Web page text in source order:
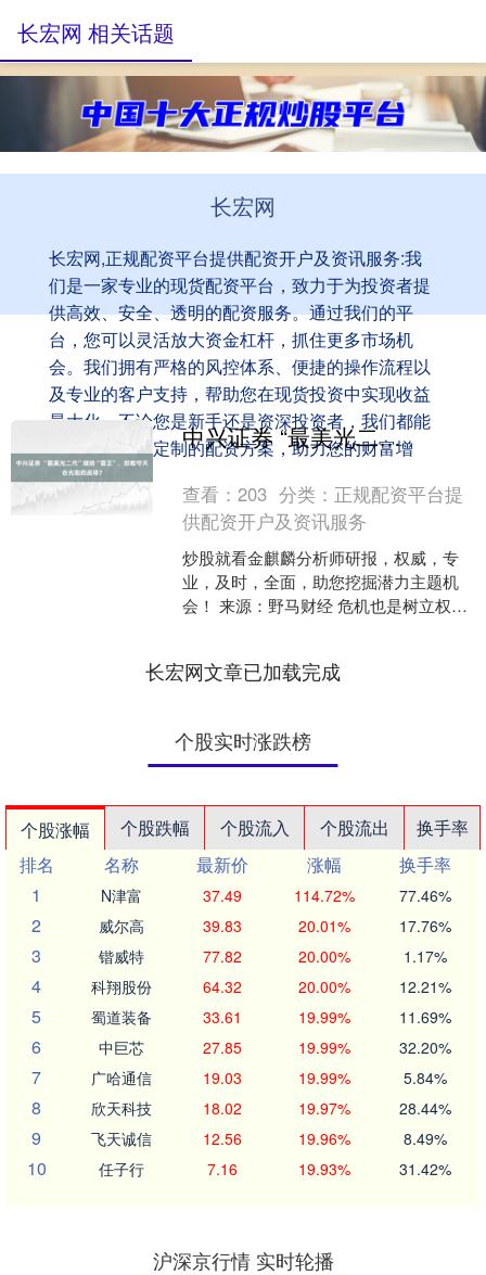
长宏网
长宏网,正规配资平台提供配资开户及资讯服务:我
们是一家专业的现货配资平台，致力于为投资者提
供高效、安全、透明的配资服务。通过我们的平
台，您可以灵活放大资金杠杆，抓住更多市场机
会。我们拥有严格的风控体系、便捷的操作流程以
及专业的客户支持，帮助您在现货投资中实现收益
最大化。不论您是新手还是资深投资者，我们都能
为您提供量身定制的配资方案，助力您的财富增
值！
长宏网 相关话题
中兴证券 “最美光二代”嫁给“霸王”，却难守天合光能的战场？
查看：203 分类： 正规配资平台提
供配资开户及资讯服务
炒股就看金麒麟分析师研报，权威，专
业，及时，全面，助您挖掘潜力主题机
会！ 来源：野马财经 危机也是树立权威
长宏网文章已加载完成
个股实时涨跌榜
个股涨幅 个股跌幅 个股流入 个股流出
换手率
排名
名称 最新价 涨幅
换手率
1
N津富 37.49 114.72% 77.46%
2 威尔高 39.83 20.01% 17.76%
3 锴威特 77.82 20.00% 1.17%
4 科翔股份 64.32 20.00% 12.21%
5 蜀道装备 33.61 19.99% 11.69%
6 中巨芯 27.85 19.99% 32.20%
7 广哈通信 19.03 19.99% 5.84%
8 欣天科技 18.02 19.97% 28.44%
9 飞天诚信 12.56 19.96% 8.49%
10 任子行 7.16 19.93% 31.42%
沪深京行情 实时轮播